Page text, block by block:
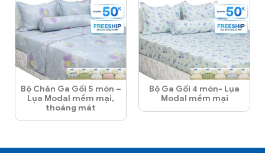
Bộ Chăn Ga Gối 5 món –
Lụa Modal mềm mại,
thoáng mát
Bộ Ga Gối 4 món- Lụa
Modal mềm mại